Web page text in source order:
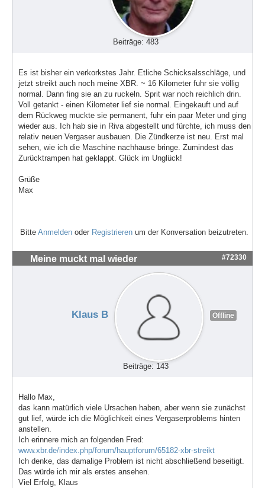
Beiträge: 483
Es ist bisher ein verkorkstes Jahr. Etliche Schicksalsschläge, und
jetzt streikt auch noch meine XBR. ~ 16 Kilometer fuhr sie völlig
normal. Dann fing sie an zu ruckeln. Sprit war noch reichlich drin.
Voll getankt - einen Kilometer lief sie normal. Eingekauft und auf
dem Rückweg muckte sie permanent, fuhr ein paar Meter und ging
wieder aus. Ich hab sie in Riva abgestellt und fürchte, ich muss den
relativ neuen Vergaser ausbauen. Die Zündkerze ist neu. Erst mal
sehen, wie ich die Maschine nachhause bringe. Zumindest das
Zurücktrampen hat geklappt. Glück im Unglück!
Grüße
Max
Bitte Anmelden oder Registrieren um der Konversation beizutreten.
Meine muckt mal wieder #72330
Klaus B Offline
Beiträge: 143
Hallo Max,
das kann matürlich viele Ursachen haben, aber wenn sie zunächst
gut lief, würde ich die Möglichkeit eines Vergaserproblems hinten
anstellen.
Ich erinnere mich an folgenden Fred:
www.xbr.de/index.php/forum/hauptforum/65182-xbr-streikt
Ich denke, das damalige Problem ist nicht abschließend beseitigt.
Das würde ich mir als erstes ansehen.
Viel Erfolg, Klaus